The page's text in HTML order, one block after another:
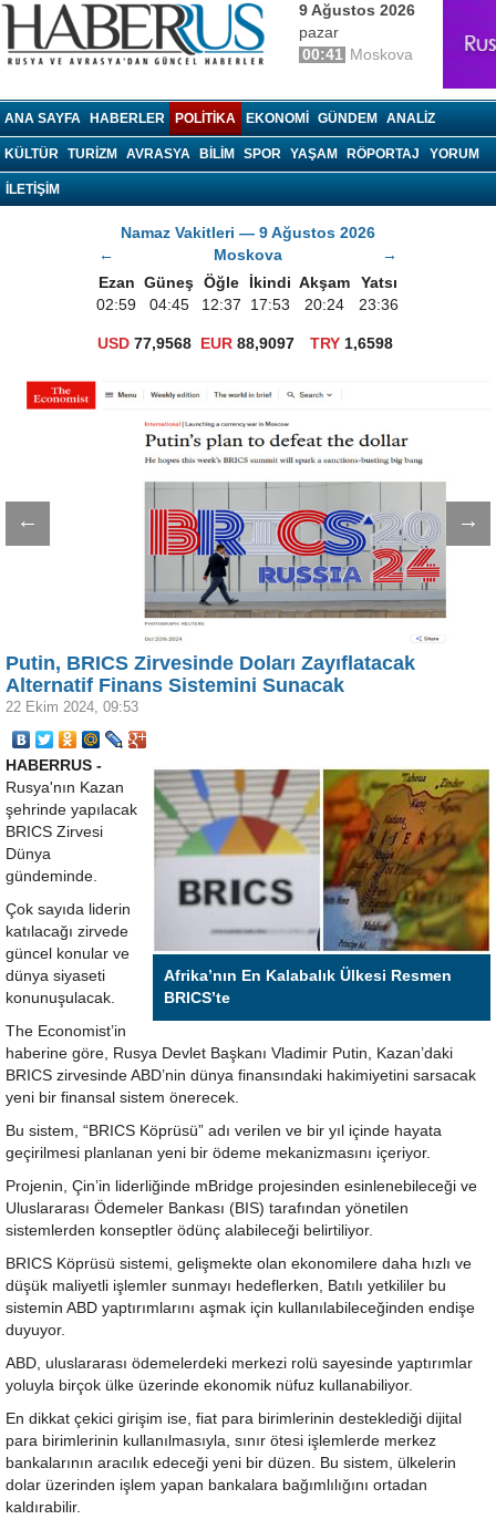
9 Ağustos 2026
pazar
00:41 Moskova
ANA SAYFA HABERLER POLITIKA EKONOMI GÜNDEM ANALIZ
KÜLTÜR TURIZM AVRASYA BILIM SPOR YAŞAM RÖPORTAJ YORUM
İLETİŞİM
Namaz Vakitleri — 9 Ağustos 2026
←
Moskova
→
Ezan Güneş Öğle İkindi Akşam
Yatsı
02:59
04:45 12:37 17:53 20:24 23:36
USD 77,9568 EUR 88,9097 TRY1,6598
← →
Putin, BRICS Zirvesinde Doları Zayıflatacak
Alternatif Finans Sistemini Sunacak
22 Ekim 2024, 09:53
Afrika’nın En Kalabalık Ülkesi Resmen
BRICS’te
HABERRUS -
Rusya'nın Kazan
şehrinde yapılacak
BRICS Zirvesi
Dünya
gündeminde.
Çok sayıda liderin
katılacağı zirvede
güncel konular ve
dünya siyaseti
konunuşulacak.
The Economist’in
haberine göre, Rusya Devlet Başkanı Vladimir Putin, Kazan’daki
BRICS zirvesinde ABD’nin dünya finansındaki hakimiyetini sarsacak
yeni bir finansal sistem önerecek.
Bu sistem, “BRICS Köprüsü” adı verilen ve bir yıl içinde hayata
geçirilmesi planlanan yeni bir ödeme mekanizmasını içeriyor.
Projenin, Çin’in liderliğinde mBridge projesinden esinlenebileceği ve
Uluslararası Ödemeler Bankası (BIS) tarafından yönetilen
sistemlerden konseptler ödünç alabileceği belirtiliyor.
BRICS Köprüsü sistemi, gelişmekte olan ekonomilere daha hızlı ve
düşük maliyetli işlemler sunmayı hedeflerken, Batılı yetkililer bu
sistemin ABD yaptırımlarını aşmak için kullanılabileceğinden endişe
duyuyor.
ABD, uluslararası ödemelerdeki merkezi rolü sayesinde yaptırımlar
yoluyla birçok ülke üzerinde ekonomik nüfuz kullanabiliyor.
En dikkat çekici girişim ise, fiat para birimlerinin desteklediği dijital
para birimlerinin kullanılmasıyla, sınır ötesi işlemlerde merkez
bankalarının aracılık edeceği yeni bir düzen. Bu sistem, ülkelerin
dolar üzerinden işlem yapan bankalara bağımlılığını ortadan
kaldırabilir.